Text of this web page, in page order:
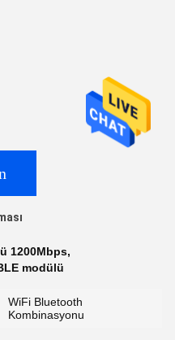
1200Mbps,
modülü
WiFi Bluetooth
Kombinasyonu